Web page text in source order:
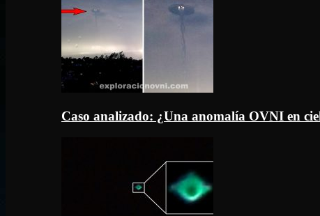
Caso analizado: ¿Una anomalía OVNI en